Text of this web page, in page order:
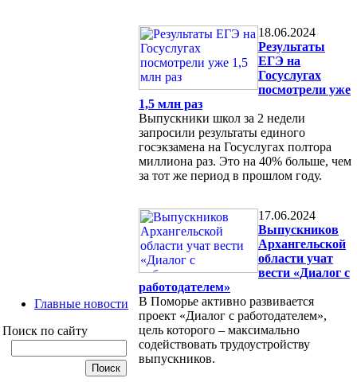
Главные новости
Поиск по сайту
18.06.2024
Результаты
ЕГЭ на
Госуслугах
посмотрели уже
1,5 млн раз
Выпускники школ за 2 недели
запросили результаты единого
госэкзамена на Госуслугах полтора
миллиона раз. Это на 40% больше, чем
за тот же период в прошлом году.
17.06.2024
Выпускников
Архангельской
области учат
вести «Диалог с
работодателем»
В Поморье активно развивается
проект «Диалог с работодателем»,
цель которого – максимально
содействовать трудоустройству
выпускников.